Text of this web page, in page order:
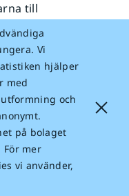
till
Vi
hjälper
med
och
på bolaget
För mer
vi använder,